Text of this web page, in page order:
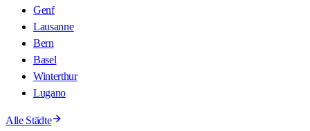
Genf
Lausanne
Bern
Basel
Winterthur
Lugano
Alle Städte